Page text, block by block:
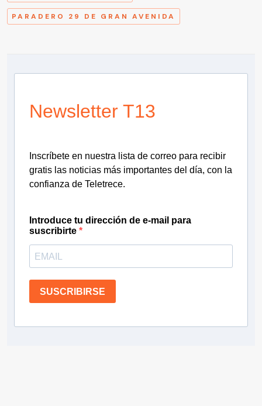
PARADERO 29 DE GRAN AVENIDA
Newsletter T13
Inscríbete en nuestra lista de correo para recibir
gratis las noticias más importantes del día, con la
confianza de Teletrece.
Introduce tu dirección de e-mail para
suscribirte
SUSCRIBIRSE